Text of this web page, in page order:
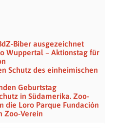
Biber ausgezeichnet
Wuppertal – Aktionstag für
Schutz des einheimischen
Geburtstag
in Südamerika. Zoo-
die Loro Parque Fundación
Zoo-Verein